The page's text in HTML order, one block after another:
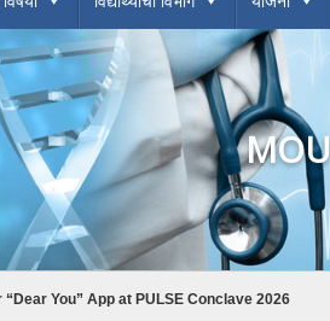
“Dear You” App at PULSE Conclave 2026